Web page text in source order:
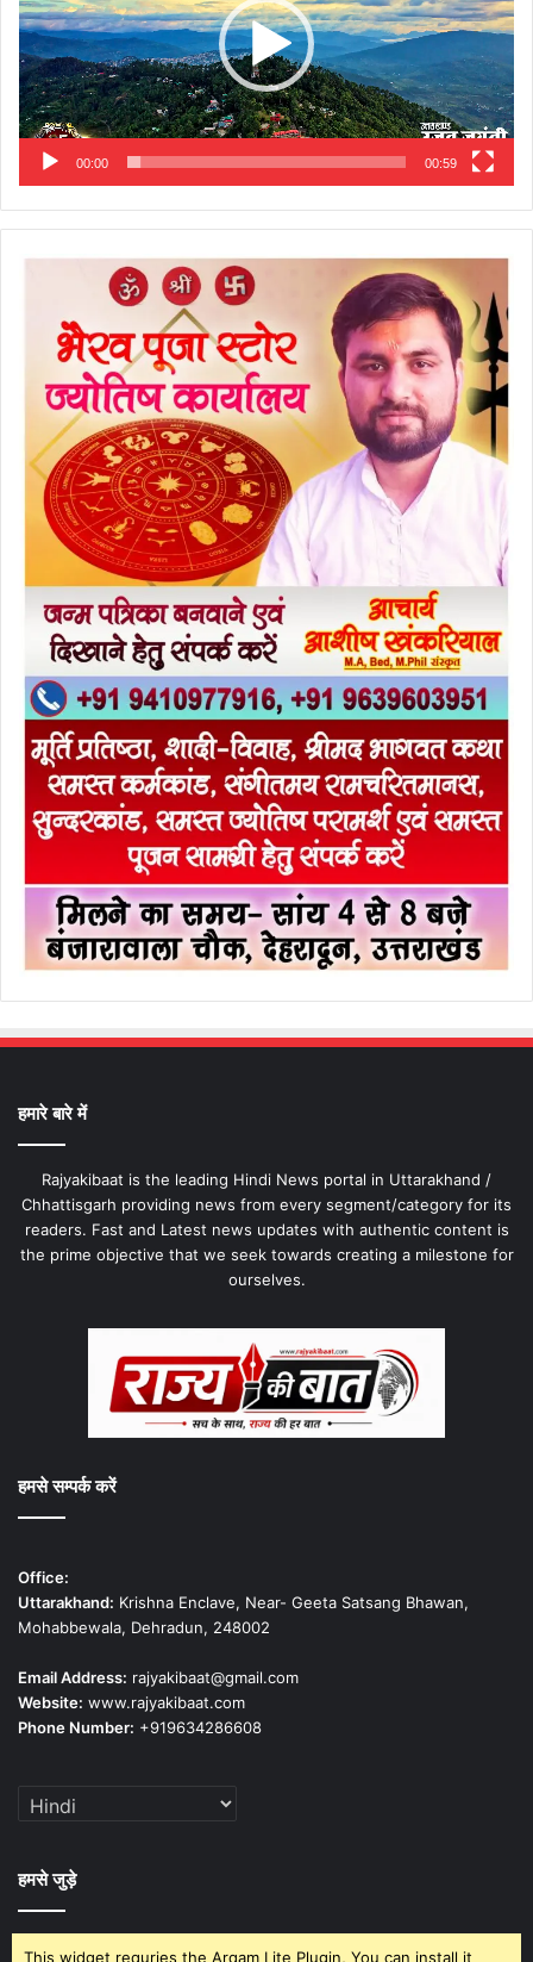
00:00 00:59
हमारे बारे में
Rajyakibaat is the leading Hindi News portal in Uttarakhand /
Chhattisgarh providing news from every segment/category for its
readers. Fast and Latest news updates with authentic content is
the prime objective that we seek towards creating a milestone for
ourselves.
हमसे सम्पर्क करें
Office:
Uttarakhand: Krishna Enclave, Near- Geeta Satsang Bhawan,
Mohabbewala, Dehradun, 248002
Email Address: rajyakibaat@gmail.com
Website: www.rajyakibaat.com
Phone Number: +919634286608
हमसे जुड़े
This widget requries the Arqam Lite Plugin, You can install it